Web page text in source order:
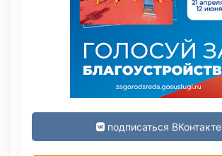
подписаться ВКонтакте